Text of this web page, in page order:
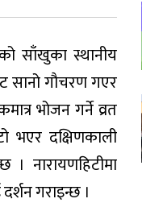
साँखुका स्थानीय
सानो गौचरण गएर
भोजन गर्ने व्रत
भएर दक्षिणकाली
नारायणहिटीमा
गराइन्छ ।